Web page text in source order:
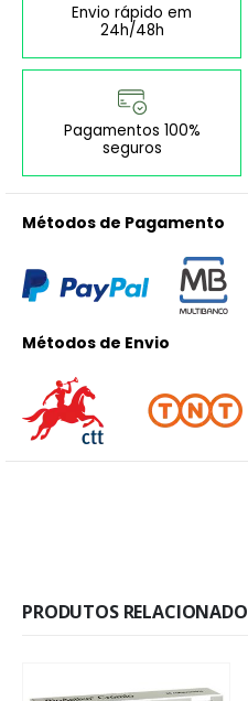
Envio rápido em
24h/48h
Pagamentos 100%
seguros
Métodos de Pagamento
Métodos de Envio
PRODUTOS